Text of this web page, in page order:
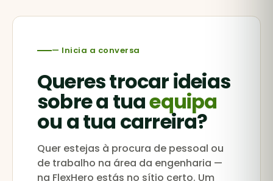
— Inicia a conversa
Queres trocar ideias
sobre a tuaequipa
ou a tua carreira?
Quer estejas à procura de pessoal ou
de trabalho na área da engenharia —
na FlexHero estás no sítio certo. Um